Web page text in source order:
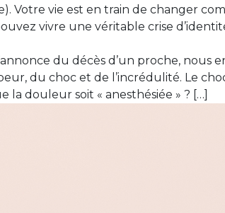
Votre vie est en train de changer
vivre une véritable crise
du décès d’un proche, nous
du choc et de l’incrédulité. Le
la douleur soit « anesthésiée » ? […]